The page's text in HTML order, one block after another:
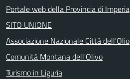
Portale web della Provincia di Imperia
SITO UNIONE
Associazione Nazionale Città dell'Olio
Comunità Montana dell'Olivo
Turismo in Liguria